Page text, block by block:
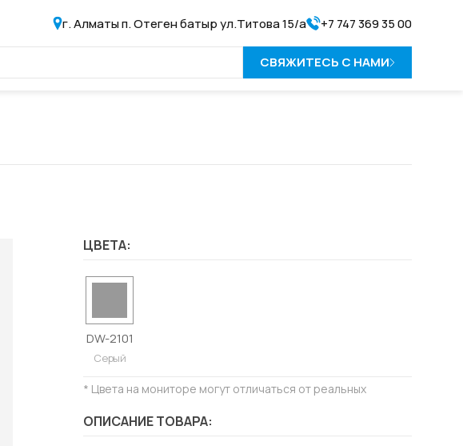
г. Алматы п. Отеген батыр ул.Титова 15/а +7 747 369 35 00
СВЯЖИТЕСЬ С НАМИ
ЦВЕТА:
DW-2101
Cерый
* Цвета на мониторе могут отличаться от реальных
ОПИСАНИЕ ТОВАРА: